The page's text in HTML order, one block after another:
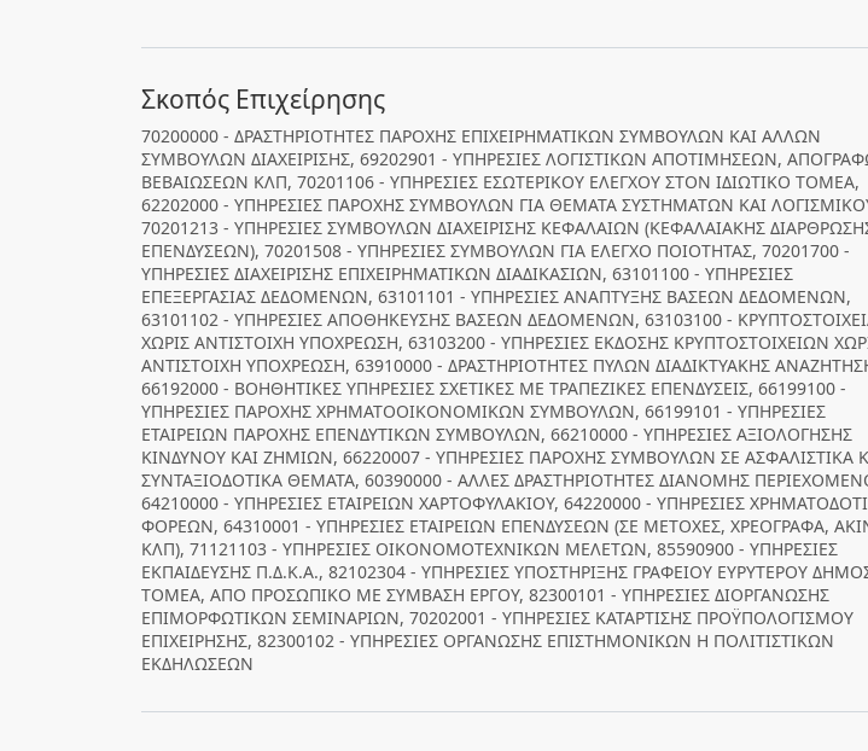
Σκοπός Επιχείρησης
70200000 - ΔΡΑΣΤΗΡΙΟΤΗΤΕΣ ΠΑΡΟΧΗΣ ΕΠΙΧΕΙΡΗΜΑΤΙΚΩΝ ΣΥΜΒΟΥΛΩΝ ΚΑΙ ΑΛΛΩΝ
ΣΥΜΒΟΥΛΩΝ ΔΙΑΧΕΙΡΙΣΗΣ, 69202901 - ΥΠΗΡΕΣΙΕΣ ΛΟΓΙΣΤΙΚΩΝ ΑΠΟΤΙΜΗΣΕΩΝ,
ΒΕΒΑΙΩΣΕΩΝ ΚΛΠ, 70201106 - ΥΠΗΡΕΣΙΕΣ ΕΣΩΤΕΡΙΚΟΥ ΕΛΕΓΧΟΥ ΣΤΟΝ ΙΔΙΩΤΙΚΟ ΤΟΜΕΑ,
62202000 - ΥΠΗΡΕΣΙΕΣ ΠΑΡΟΧΗΣ ΣΥΜΒΟΥΛΩΝ ΓΙΑ ΘΕΜΑΤΑ ΣΥΣΤΗΜΑΤΩΝ ΚΑΙ
70201213 - ΥΠΗΡΕΣΙΕΣ ΣΥΜΒΟΥΛΩΝ ΔΙΑΧΕΙΡΙΣΗΣ ΚΕΦΑΛΑΙΩΝ (ΚΕΦΑΛΑΙΑΚΗΣ
ΕΠΕΝΔΥΣΕΩΝ), 70201508 - ΥΠΗΡΕΣΙΕΣ ΣΥΜΒΟΥΛΩΝ ΓΙΑ ΕΛΕΓΧΟ ΠΟΙΟΤΗΤΑΣ, 70201700 -
ΥΠΗΡΕΣΙΕΣ ΔΙΑΧΕΙΡΙΣΗΣ ΕΠΙΧΕΙΡΗΜΑΤΙΚΩΝ ΔΙΑΔΙΚΑΣΙΩΝ, 63101100 - ΥΠΗΡΕΣΙΕΣ
ΕΠΕΞΕΡΓΑΣΙΑΣ ΔΕΔΟΜΕΝΩΝ, 63101101 - ΥΠΗΡΕΣΙΕΣ ΑΝΑΠΤΥΞΗΣ ΒΑΣΕΩΝ ΔΕΔΟΜΕΝΩΝ,
63101102 - ΥΠΗΡΕΣΙΕΣ ΑΠΟΘΗΚΕΥΣΗΣ ΒΑΣΕΩΝ ΔΕΔΟΜΕΝΩΝ, 63103100 -
ΧΩΡΙΣ ΑΝΤΙΣΤΟΙΧΗ ΥΠΟΧΡΕΩΣΗ, 63103200 - ΥΠΗΡΕΣΙΕΣ ΕΚΔΟΣΗΣ ΚΡΥΠΤΟΣΤΟΙΧΕΙΩΝ
ΑΝΤΙΣΤΟΙΧΗ ΥΠΟΧΡΕΩΣΗ, 63910000 - ΔΡΑΣΤΗΡΙΟΤΗΤΕΣ ΠΥΛΩΝ ΔΙΑΔΙΚΤΥΑΚΗΣ
66192000 - ΒΟΗΘΗΤΙΚΕΣ ΥΠΗΡΕΣΙΕΣ ΣΧΕΤΙΚΕΣ ΜΕ ΤΡΑΠΕΖΙΚΕΣ ΕΠΕΝΔΥΣΕΙΣ, 66199100 -
ΥΠΗΡΕΣΙΕΣ ΠΑΡΟΧΗΣ ΧΡΗΜΑΤΟΟΙΚΟΝΟΜΙΚΩΝ ΣΥΜΒΟΥΛΩΝ, 66199101 - ΥΠΗΡΕΣΙΕΣ
ΕΤΑΙΡΕΙΩΝ ΠΑΡΟΧΗΣ ΕΠΕΝΔΥΤΙΚΩΝ ΣΥΜΒΟΥΛΩΝ, 66210000 - ΥΠΗΡΕΣΙΕΣ ΑΞΙΟΛΟΓΗΣΗΣ
ΚΙΝΔΥΝΟΥ ΚΑΙ ΖΗΜΙΩΝ, 66220007 - ΥΠΗΡΕΣΙΕΣ ΠΑΡΟΧΗΣ ΣΥΜΒΟΥΛΩΝ ΣΕ ΑΣΦΑΛΙΣΤΙΚΑ
ΣΥΝΤΑΞΙΟΔΟΤΙΚΑ ΘΕΜΑΤΑ, 60390000 - ΑΛΛΕΣ ΔΡΑΣΤΗΡΙΟΤΗΤΕΣ ΔΙΑΝΟΜΗΣ
64210000 - ΥΠΗΡΕΣΙΕΣ ΕΤΑΙΡΕΙΩΝ ΧΑΡΤΟΦΥΛΑΚΙΟΥ, 64220000 - ΥΠΗΡΕΣΙΕΣ
ΦΟΡΕΩΝ, 64310001 - ΥΠΗΡΕΣΙΕΣ ΕΤΑΙΡΕΙΩΝ ΕΠΕΝΔΥΣΕΩΝ (ΣΕ ΜΕΤΟΧΕΣ, ΧΡΕΟΓΡΑΦΑ,
ΚΛΠ), 71121103 - ΥΠΗΡΕΣΙΕΣ ΟΙΚΟΝΟΜΟΤΕΧΝΙΚΩΝ ΜΕΛΕΤΩΝ, 85590900 - ΥΠΗΡΕΣΙΕΣ
ΕΚΠΑΙΔΕΥΣΗΣ Π.Δ.Κ.Α., 82102304 - ΥΠΗΡΕΣΙΕΣ ΥΠΟΣΤΗΡΙΞΗΣ ΓΡΑΦΕΙΟΥ ΕΥΡΥΤΕΡΟΥ
ΤΟΜΕΑ, ΑΠΟ ΠΡΟΣΩΠΙΚΟ ΜΕ ΣΥΜΒΑΣΗ ΕΡΓΟΥ, 82300101 - ΥΠΗΡΕΣΙΕΣ ΔΙΟΡΓΑΝΩΣΗΣ
ΕΠΙΜΟΡΦΩΤΙΚΩΝ ΣΕΜΙΝΑΡΙΩΝ, 70202001 - ΥΠΗΡΕΣΙΕΣ ΚΑΤΑΡΤΙΣΗΣ ΠΡΟΫΠΟΛΟΓΙΣΜΟΥ
ΕΠΙΧΕΙΡΗΣΗΣ, 82300102 - ΥΠΗΡΕΣΙΕΣ ΟΡΓΑΝΩΣΗΣ ΕΠΙΣΤΗΜΟΝΙΚΩΝ Η ΠΟΛΙΤΙΣΤΙΚΩΝ
ΕΚΔΗΛΩΣΕΩΝ